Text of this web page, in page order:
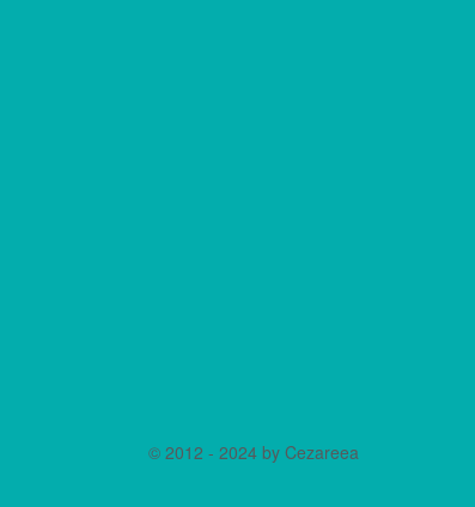
© 2012 - 2024 by Cezareea